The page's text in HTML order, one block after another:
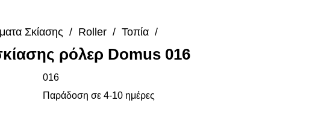
Σκίασης Roller Τοπία
ρόλερ Domus 016
016
Παράδοση σε 4-10 ημέρες